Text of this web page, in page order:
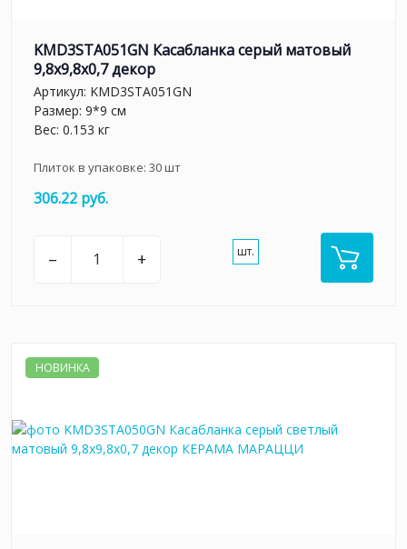
KMD3STA051GN Касабланка серый матовый
9,8x9,8x0,7 декор
Артикул: KMD3STA051GN
Размер: 9*9 см
Вес: 0.153 кг
Плиток в упаковке: 30шт
306.22 руб.
– + шт.
НОВИНКА